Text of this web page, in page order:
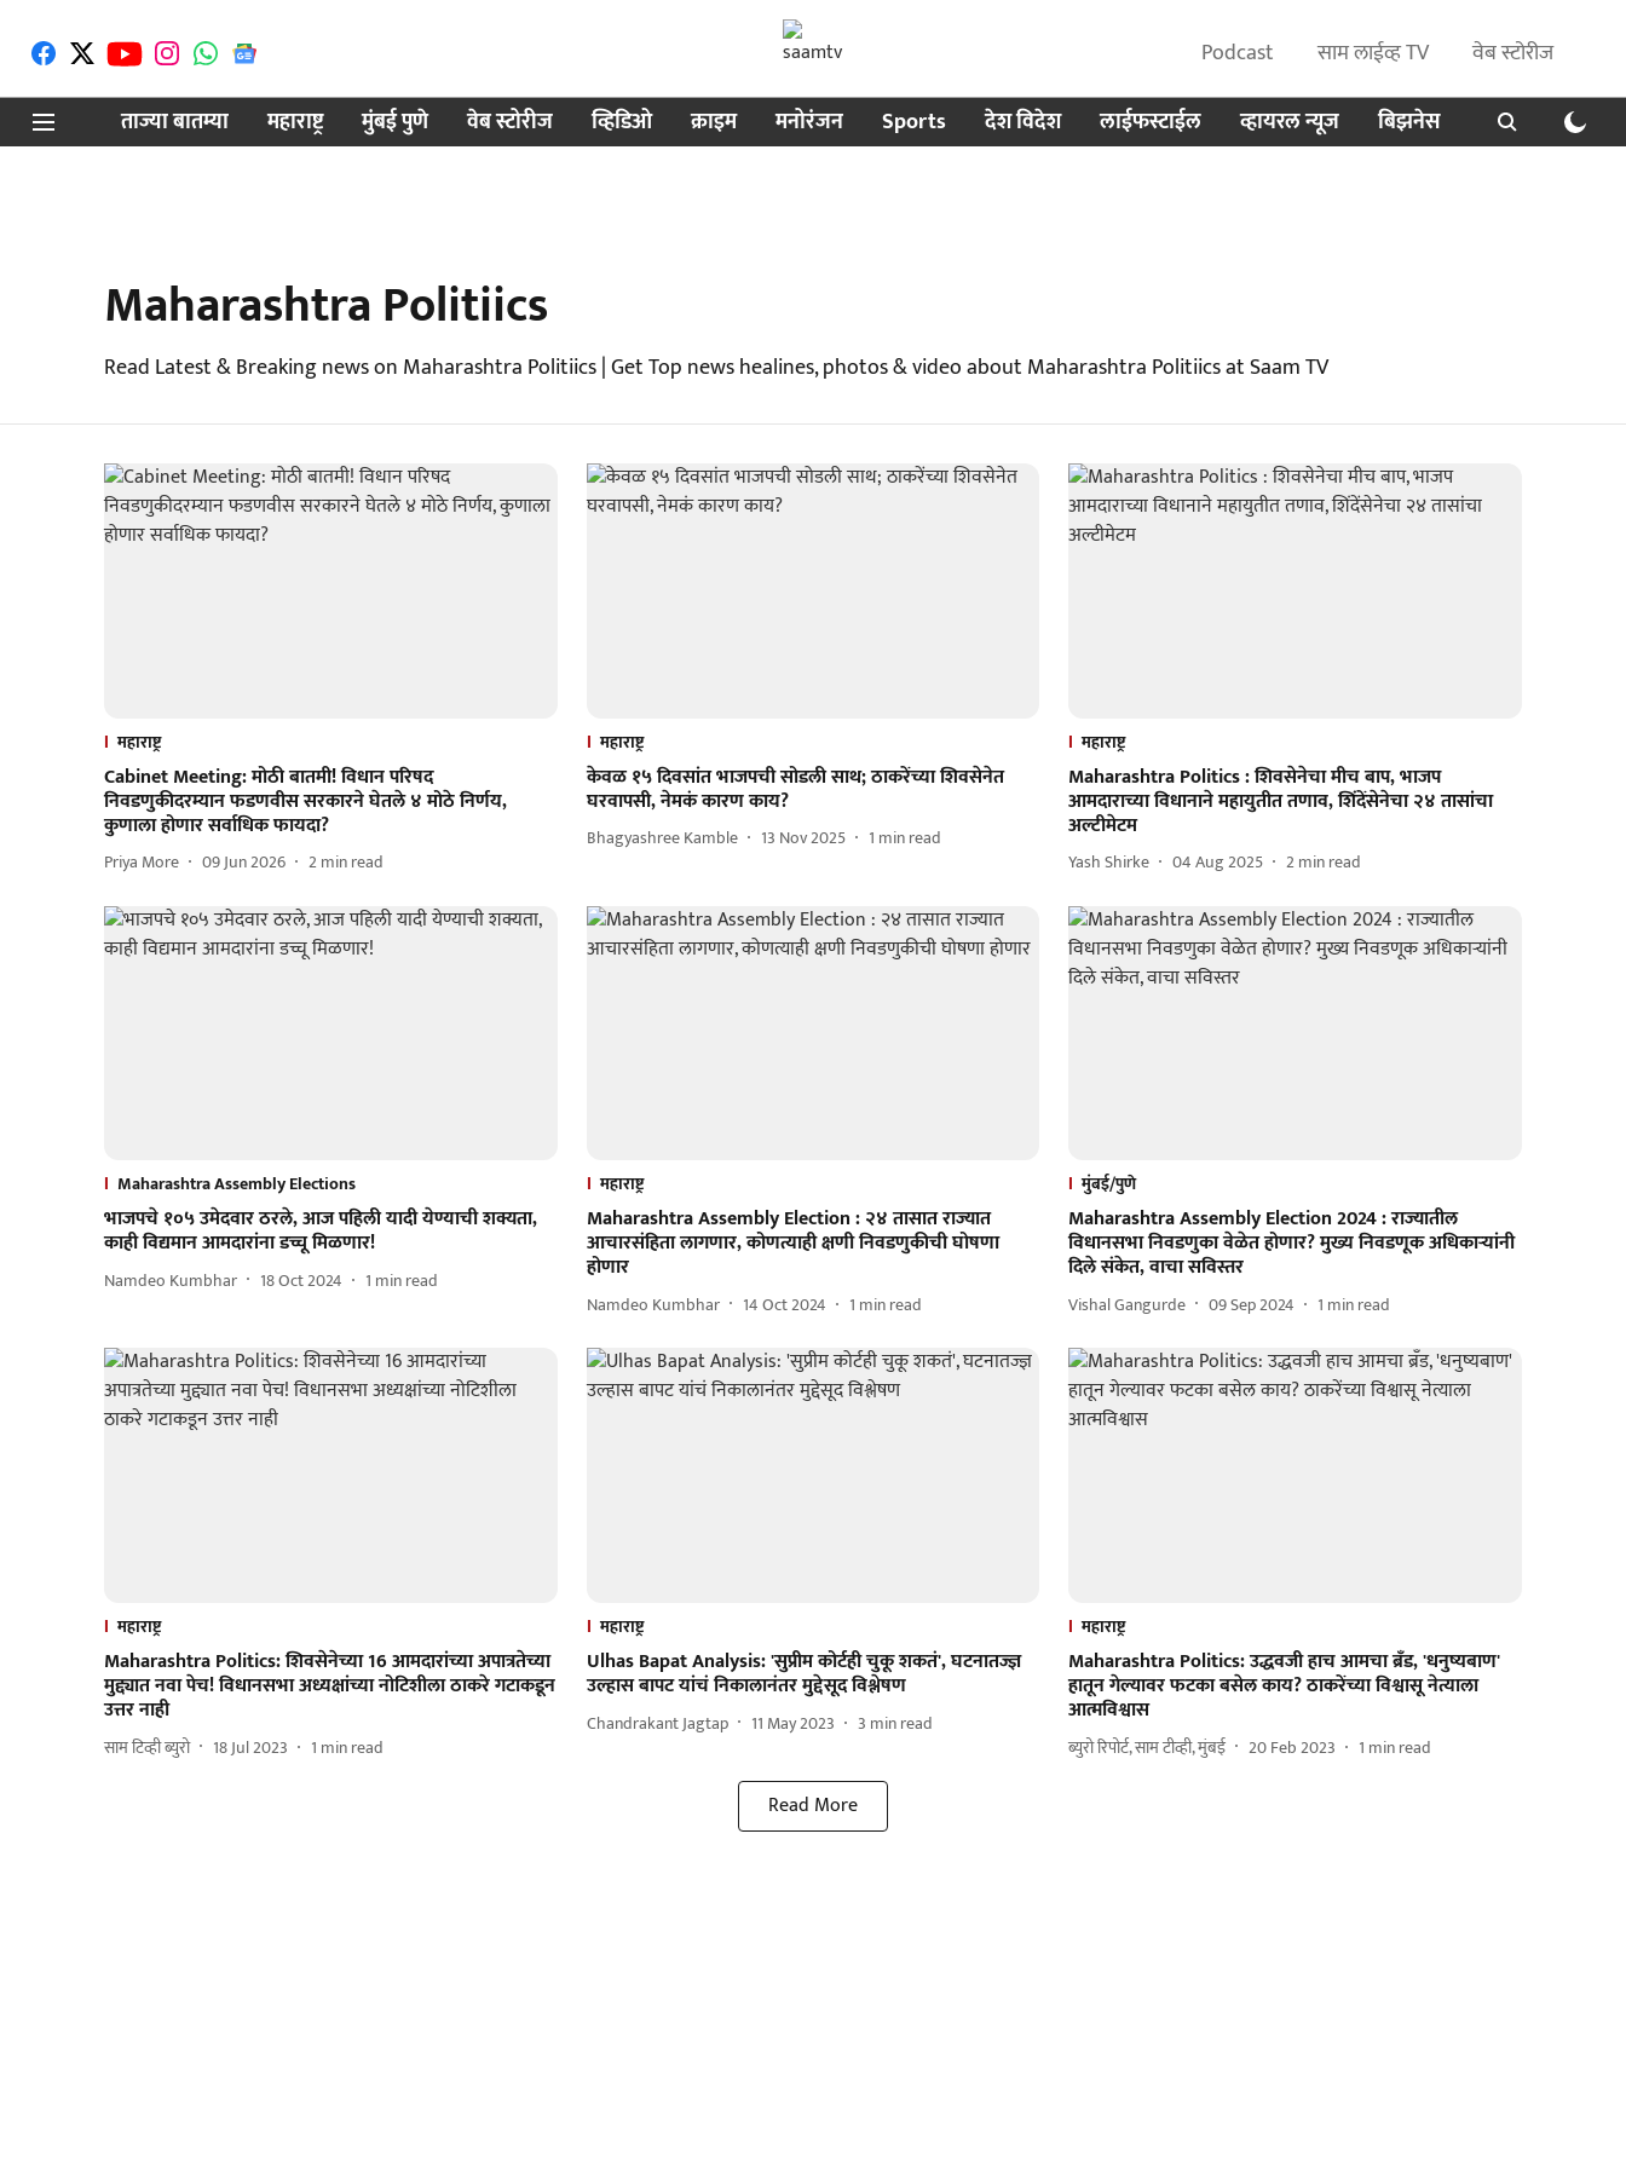
Podcast साम लाईव्ह TV
वेब स्टोरीज
ताज्या बातम्या
महाराष्ट्र मुंबई पुणे वेब स्टोरीज व्हिडिओ क्राइम मनोरंजन Sports देश विदेश लाईफस्टाईल व्हायरल न्यूज बिझनेस
Maharashtra Politiics
Read Latest & Breaking news on Maharashtra Politiics | Get Top news healines, photos & video about Maharashtra Politiics at Saam TV
महाराष्ट्र
Cabinet Meeting: मोठी बातमी! विधान परिषद
निवडणुकीदरम्यान फडणवीस सरकारने घेतले ४ मोठे निर्णय,
कुणाला होणार सर्वाधिक फायदा?
Priya More 09 Jun 2026 2min read
महाराष्ट्र
केवळ १५ दिवसांत भाजपची सोडली साथ; ठाकरेंच्या शिवसेनेत
घरवापसी, नेमकं कारण काय?
Bhagyashree Kamble 13 Nov 2025 1 min read
महाराष्ट्र
Maharashtra Politics : शिवसेनेचा मीच बाप, भाजप
आमदाराच्या विधानाने महायुतीत तणाव, शिंदेंसेनेचा २४ तासांचा
अल्टीमेटम
Yash Shirke 04 Aug 2025 2min read
Maharashtra Assembly Elections
भाजपचे १०५ उमेदवार ठरले, आज पहिली यादी येण्याची शक्यता,
काही विद्यमान आमदारांना डच्चू मिळणार!
Namdeo Kumbhar 18 Oct 2024 1 min read
महाराष्ट्र
Maharashtra Assembly Election : २४ तासात राज्यात
आचारसंहिता लागणार, कोणत्याही क्षणी निवडणुकीची घोषणा
होणार
Namdeo Kumbhar 14 Oct 2024 1 min read
मुंबई/पुणे
Maharashtra Assembly Election 2024 : राज्यातील
विधानसभा निवडणुका वेळेत होणार? मुख्य निवडणूक अधिकाऱ्यांनी
दिले संकेत, वाचा सविस्तर
Vishal Gangurde 09 Sep 2024 1 min read
महाराष्ट्र
Maharashtra Politics: शिवसेनेच्या 16 आमदारांच्या अपात्रतेच्या
मुद्द्यात नवा पेच! विधानसभा अध्यक्षांच्या नोटिशीला ठाकरे गटाकडून
उत्तर नाही
साम टिव्ही ब्युरो 18 Jul 2023 1 min read
महाराष्ट्र
Ulhas Bapat Analysis: 'सुप्रीम कोर्टही चुकू शकतं', घटनातज्ज्ञ
उल्हास बापट यांचं निकालानंतर मुद्देसूद विश्लेषण
Chandrakant Jagtap 11 May 2023 3 min read
महाराष्ट्र
Maharashtra Politics: उद्धवजी हाच आमचा ब्रँड, 'धनुष्यबाण'
हातून गेल्यावर फटका बसेल काय? ठाकरेंच्या विश्वासू नेत्याला
आत्मविश्वास
ब्युरो रिपोर्ट, साम टीव्ही, मुंबई 20 Feb 2023 1 min read
Read More